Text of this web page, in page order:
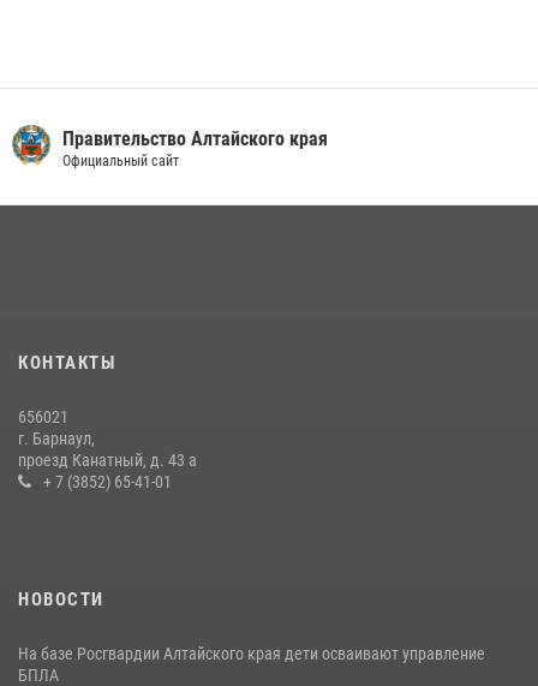
Правительство Алтайского края
Официальный сайт
КОНТАКТЫ
656021
г. Барнаул,
проезд Канатный, д. 43 а
+ 7 (3852) 65-41-01
НОВОСТИ
На базе Росгвардии Алтайского края дети осваивают управление
БПЛА